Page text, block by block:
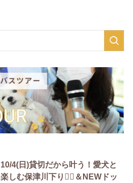
10/4(日)貸切だから叶う！愛犬と
楽しむ保津川下り🚣‍♀️＆NEWドッ